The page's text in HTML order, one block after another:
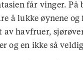
får vinger. På
å lukke øynene
havfruer,
og en ikke så